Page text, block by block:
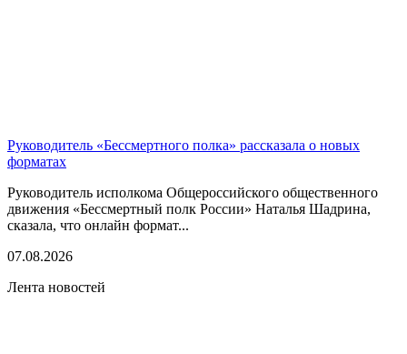
Руководитель «Бессмертного полка» рассказала о новых
форматах
Руководитель исполкома Общероссийского общественного
движения «Бессмертный полк России» Наталья Шадрина,
сказала, что онлайн формат...
07.08.2026
Лента новостей